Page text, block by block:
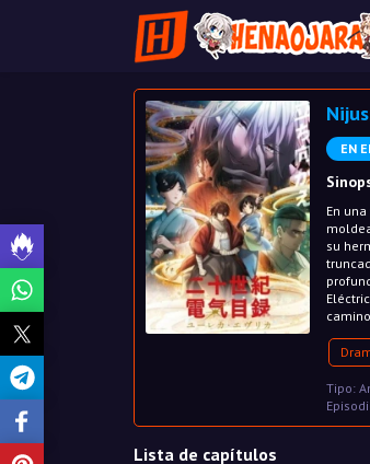
EN
En
su
Tipo:
Lista de capítulos